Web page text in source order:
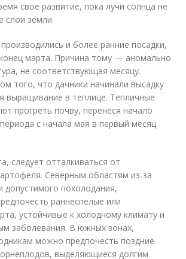
свое развитие, пока лучи солнца не
слои земли.
и более ранние посадки,
марта. Причина тому — аномально
не соответствующая месяцу.
того, что дачники начинали высадку
выращивание в теплице. Тепличные
прогреть почву, перенеся начало
с начала мая в первый месяц
следует отталкиваться от
Северным областям из-за
допустимого похолодания,
раннеспелые или
устойчивые к холодному климату и
заболевания. В южных зонах,
можно предпочесть поздние
выделяющиеся долгим